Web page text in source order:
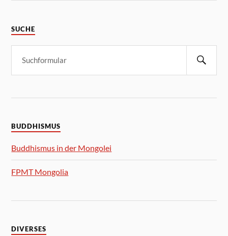
SUCHE
BUDDHISMUS
Buddhismus in der Mongolei
FPMT Mongolia
DIVERSES